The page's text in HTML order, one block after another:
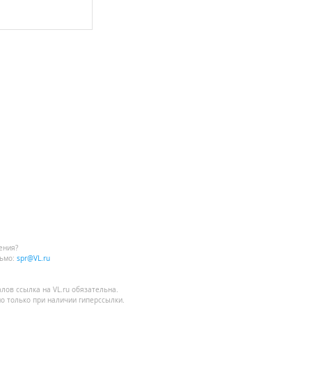
spr@VL.ru
ссылка на VL.ru обязательна.
только при наличии гиперссылки.